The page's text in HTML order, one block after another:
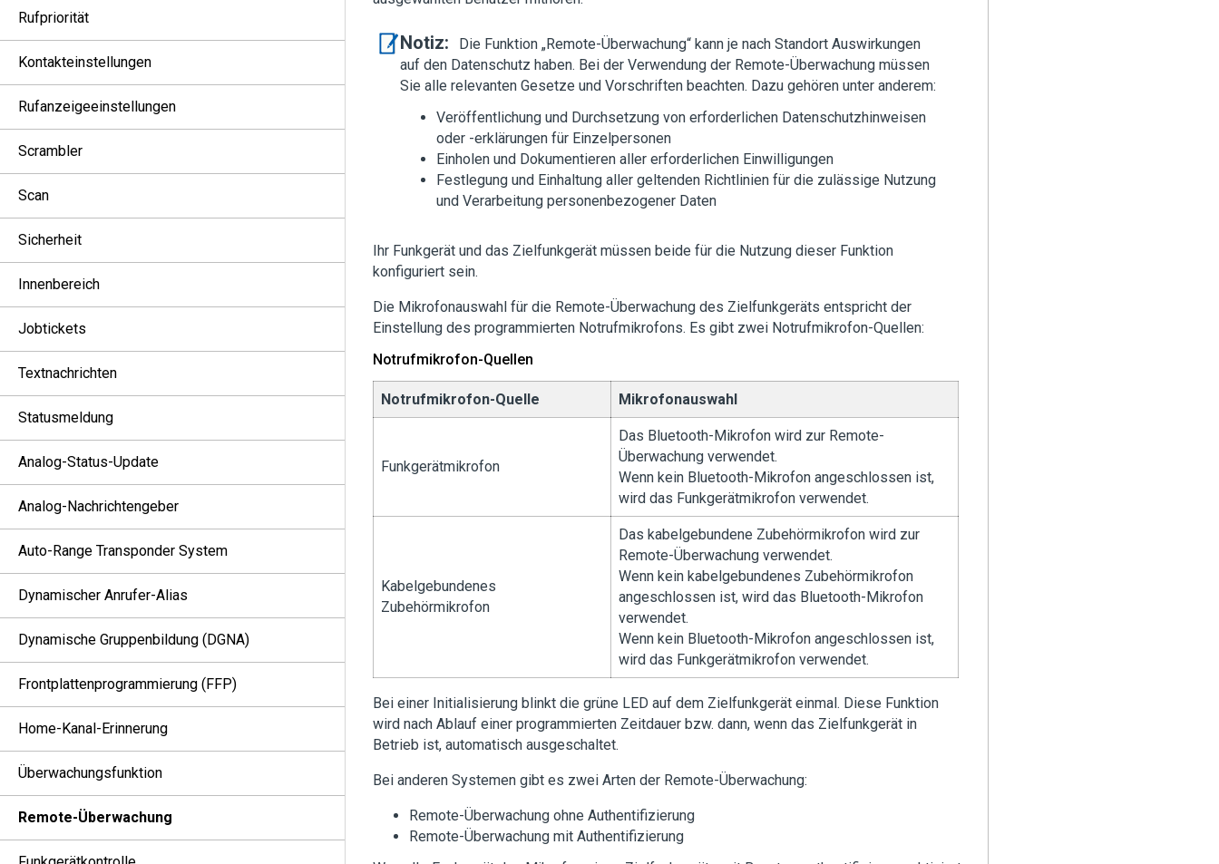
Rufpriorität
Kontakteinstellungen
Rufanzeigeeinstellungen
Scrambler
Scan
Sicherheit
Innenbereich
Jobtickets
Textnachrichten
Statusmeldung
Analog-Status-Update
Analog-Nachrichtengeber
Auto-Range Transponder System
Dynamischer Anrufer-Alias
Dynamische Gruppenbildung (DGNA)
Frontplattenprogrammierung (FFP)
Home-Kanal-Erinnerung
Überwachungsfunktion
Remote-Überwachung
Notiz:
Die Funktion „Remote-Überwachung“ kann je nach Standort Auswirkungen
auf den Datenschutz haben. Bei der Verwendung der Remote-Überwachung müssen
Sie alle relevanten Gesetze und Vorschriften beachten. Dazu gehören unter anderem:
Veröffentlichung und Durchsetzung von erforderlichen Datenschutzhinweisen
oder -erklärungen für Einzelpersonen
Einholen und Dokumentieren aller erforderlichen Einwilligungen
Festlegung und Einhaltung aller geltenden Richtlinien für die zulässige Nutzung
und Verarbeitung personenbezogener Daten
Ihr Funkgerät und das Zielfunkgerät müssen beide für die Nutzung dieser Funktion
konfiguriert sein.
Die Mikrofonauswahl für die Remote-Überwachung des Zielfunkgeräts entspricht der
Einstellung des programmierten Notrufmikrofons. Es gibt zwei Notrufmikrofon-Quellen:
Notrufmikrofon-Quellen
Notrufmikrofon-Quelle Mikrofonauswahl
Funkgerätmikrofon
Das Bluetooth-Mikrofon wird zur Remote-
Überwachung verwendet.
Wenn kein Bluetooth-Mikrofon angeschlossen ist,
wird das Funkgerätmikrofon verwendet.
Kabelgebundenes
Zubehörmikrofon
Das kabelgebundene Zubehörmikrofon wird zur
Remote-Überwachung verwendet.
Wenn kein kabelgebundenes Zubehörmikrofon
angeschlossen ist, wird das Bluetooth-Mikrofon
verwendet.
Wenn kein Bluetooth-Mikrofon angeschlossen ist,
wird das Funkgerätmikrofon verwendet.
Bei einer Initialisierung blinkt die grüne LED auf dem Zielfunkgerät einmal. Diese Funktion
wird nach Ablauf einer programmierten Zeitdauer bzw. dann, wenn das Zielfunkgerät in
Betrieb ist, automatisch ausgeschaltet.
Bei anderen Systemen gibt es zwei Arten der Remote-Überwachung:
Remote-Überwachung ohne Authentifizierung
Remote-Überwachung mit Authentifizierung